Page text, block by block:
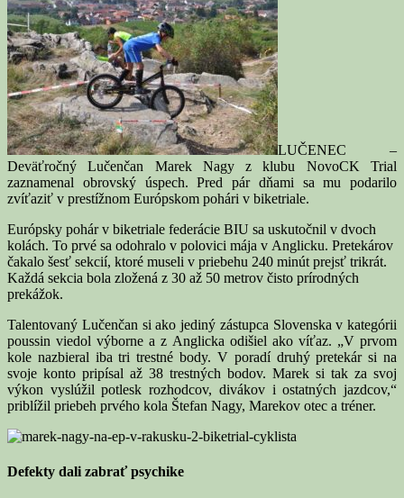
LUČENEC –
Deväťročný Lučenčan Marek Nagy z klubu NovoCK Trial
zaznamenal obrovský úspech. Pred pár dňami sa mu podarilo
zvíťaziť v prestížnom Európskom pohári v biketriale.
Európsky pohár v biketriale federácie BIU sa uskutočnil v dvoch
kolách. To prvé sa odohralo v polovici mája v Anglicku. Pretekárov
čakalo šesť sekcií, ktoré museli v priebehu 240 minút prejsť trikrát.
Každá sekcia bola zložená z 30 až 50 metrov čisto prírodných
prekážok.
Talentovaný Lučenčan si ako jediný zástupca Slovenska v kategórii
poussin viedol výborne a z Anglicka odišiel ako víťaz. „V prvom
kole nazbieral iba tri trestné body. V poradí druhý pretekár si na
svoje konto pripísal až 38 trestných bodov. Marek si tak za svoj
výkon vyslúžil potlesk rozhodcov, divákov i ostatných jazdcov,“
priblížil priebeh prvého kola Štefan Nagy, Marekov otec a tréner.
Defekty dali zabrať psychike